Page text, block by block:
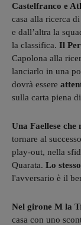
Castelfranco e
casa alla ricerca
e dall’altra la
la classifica. Il
Capolona alla
lanciarlo in una
dovrà essere
sulla carta piena
Una Faellese
tornare al
play-out, nella
Quarata. Lo
l'avversario è il
Nel girone M la
casa con uno